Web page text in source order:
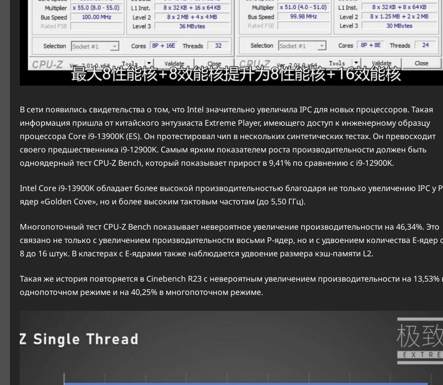
В сети появились свидетельства о том, что Intel значительно увеличила IPC для новых процессоров. Такая
информация пришла от китайского энтузиаста Extreme Player, имеющего доступ к инженерному образцу
процессора Core i9-13900K (ES). Он протестировал чип в нескольких синтетических тестах. Он превосходит
своего предшественника i9-12900K. Самым ярким показателем роста производительности должен быть
одноядерный тест CPU-Z Bench, который показывает прирост в 9,41% по сравнению с i9-12900K.
Intel Core i9-13900K обладает более высокой производительностью благодаря не только увеличению IPC у
ядер «Golden Cove», но и более высоким тактовым частотам (до 5,50 ГГц).
Многопоточный тест CPU-Z Bench показывает невероятное увеличение производительности на 46,34%. Это
связано не только с увеличением производительности восьми P-ядер, но и с удвоением количества E-ядер
8 до 16 штук. В кластерах с E-ядрами также наблюдается удвоение размера кэш-памяти L2.
Такая же история повторяется в Cinebench R23 с невероятным увеличением производительности на 13,53%
однопоточном режиме и на 40,25% в многопоточном режиме.